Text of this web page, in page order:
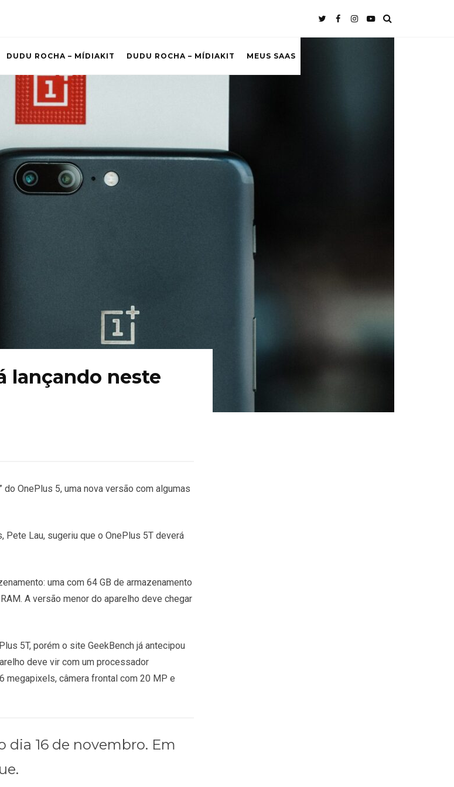
DUDU ROCHA – MÍDIAKIT DUDU ROCHA – MÍDIAKIT MEUS SAAS
lançando neste
OnePlus 5, uma nova versão com algumas
Pete Lau, sugeriu que o OnePlus 5T deverá
uma com 64 GB de armazenamento
A versão menor do aparelho deve chegar
5T, porém o site GeekBench já antecipou
deve vir com um processador
megapixels, câmera frontal com 20 MP e
dia 16 de novembro. Em